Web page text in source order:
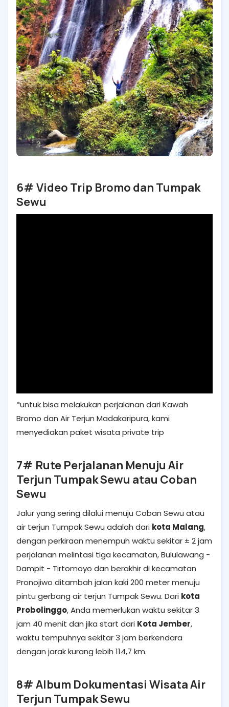
6# Video Trip Bromo dan Tumpak
Sewu
*untuk bisa melakukan perjalanan dari Kawah
Bromo dan Air Terjun Madakaripura, kami
menyediakan paket wisata private trip
7# Rute Perjalanan Menuju Air
Terjun Tumpak Sewu atau Coban
Sewu
Jalur yang sering dilalui menuju Coban Sewu atau
air terjun Tumpak Sewu adalah dari kota Malang,
dengan perkiraan menempuh waktu sekitar ± 2 jam
perjalanan melintasi tiga kecamatan, Bululawang -
Dampit - Tirtomoyo dan berakhir di kecamatan
Pronojiwo ditambah jalan kaki 200 meter menuju
pintu gerbang air terjun Tumpak Sewu. Dari kota
Probolinggo, Anda memerlukan waktu sekitar 3
jam 40 menit dan jika start dari Kota Jember,
waktu tempuhnya sekitar 3 jam berkendara
dengan jarak kurang lebih 114,7 km.
8# Album Dokumentasi Wisata Air
Terjun Tumpak Sewu